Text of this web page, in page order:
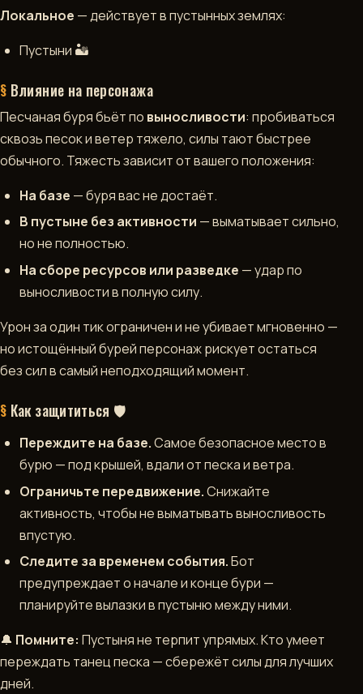
ИГРАТЬ
TELEGRAM
Локальное — действует в пустынных землях:
Пустыни 🏜️
Влияние на персонажа
Песчаная буря бьёт по выносливости: пробиваться
сквозь песок и ветер тяжело, силы тают быстрее
обычного. Тяжесть зависит от вашего положения:
На базе — буря вас не достаёт.
В пустыне без активности — выматывает сильно,
но не полностью.
На сборе ресурсов или разведке — удар по
выносливости в полную силу.
Урон за один тик ограничен и не убивает мгновенно —
но истощённый бурей персонаж рискует остаться
без сил в самый неподходящий момент.
Как защититься 🛡️
Переждите на базе.Самое безопасное место в
бурю — под крышей, вдали от песка и ветра.
Ограничьте передвижение.Снижайте
активность, чтобы не выматывать выносливость
впустую.
Следите за временем события.Бот
предупреждает о начале и конце бури —
планируйте вылазки в пустыню между ними.
🔔 Помните: Пустыня не терпит упрямых. Кто умеет
переждать танец песка — сбережёт силы для лучших
дней.